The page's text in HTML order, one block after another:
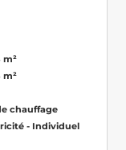
m²
m²
chauffage
- Individuel